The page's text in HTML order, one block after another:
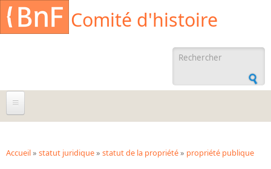
Aller au contenu principal
Comité d'histoire
recherche
À propos
Agenda
Accueil» statut juridique» statut de la propriété» propriété publique
Cookies management panel